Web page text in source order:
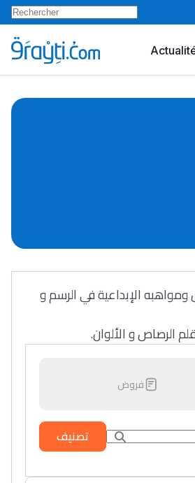
ومواهبه الإبداعية في الرسم و
الرصاص و الألوان.
فروض
تصنيف